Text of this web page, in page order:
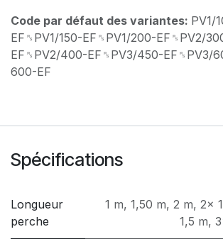
Code par défaut des variantes: PV1/
EF␞PV1/150-EF␞PV1/200-EF␞PV2/
EF␞PV2/400-EF␞PV3/450-EF␞PV3/
600-EF
Spécifications
Longueur
perche
1 m, 1,50 m, 2 m, 2x
1,5 m,